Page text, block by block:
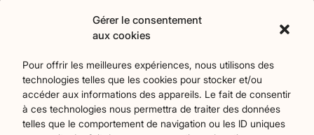
Gérer le consentement
aux cookies
Pour offrir les meilleures expériences, nous utilisons des
technologies telles que les cookies pour stocker et/ou
accéder aux informations des appareils. Le fait de consentir
à ces technologies nous permettra de traiter des données
telles que le comportement de navigation ou les ID uniques
Agriculture17 Art et culture256 Associations22
Bien-Etre 2 chronique7 Collectivités territoriales79
Commerces Divers Économie et emploi 61